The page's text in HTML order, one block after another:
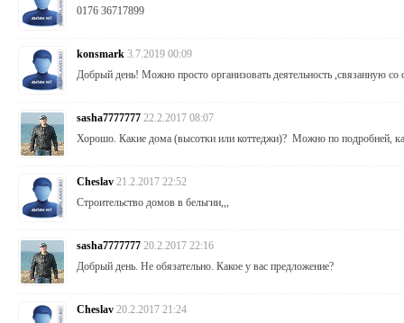
0176 36717899
konsmark 3.7.2019 00:09
Добрый день! Можно просто организовать деятельность ,связанную
sasha7777777 22.2.2017 08:07
Хорошо. Какие дома (высотки или коттеджи)? Можно по подробней,
Cheslav 21.2.2017 22:52
Строительство домов в бельгии,,,
sasha7777777 20.2.2017 22:16
Добрый день. Не обязательно. Какое у вас предложение?
Cheslav 20.2.2017 21:24